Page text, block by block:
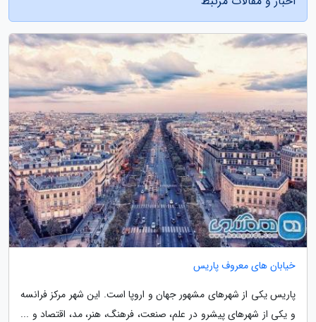
خیابان های معروف پاریس
پاریس یکی از شهرهای مشهور جهان و اروپا است. این شهر مرکز فرانسه
و یکی از شهرهای پیشرو در علم، صنعت، فرهنگ، هنر، مد، اقتصاد و ...